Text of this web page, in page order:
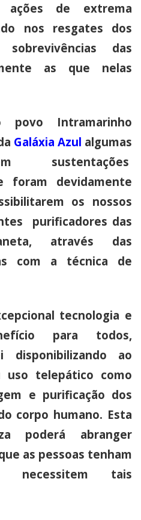
de extrema
nos resgates dos
das
as que nelas
povo Intramarinho
Galáxia Azul algumas
sustentações
foram devidamente
os nossos
purificadores das
através das
com a técnica de
tecnologia e
para todos,
disponibilizando ao
telepático como
e purificação dos
corpo humano. Esta
poderá abranger
as pessoas tenham
necessitem tais